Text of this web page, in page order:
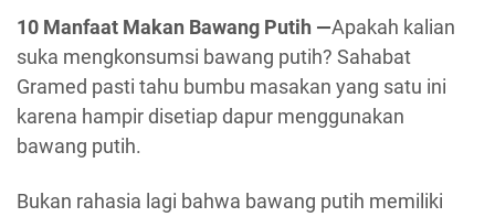
10 Manfaat Makan Bawang Putih —Apakah kalian
suka mengkonsumsi bawang putih? Sahabat
Gramed pasti tahu bumbu masakan yang satu ini
karena hampir disetiap dapur menggunakan
bawang putih.
Bukan rahasia lagi bahwa bawang putih memiliki